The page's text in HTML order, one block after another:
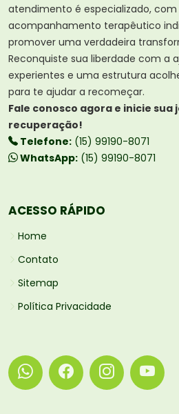
atendimento é especializado,
acompanhamento terapêutico
promover uma verdadeira
Reconquiste sua liberdade com a
experientes e uma estrutura
para te ajudar a recomeçar.
Fale conosco agora e inicie sua
recuperação!
Telefone: (15) 99190-8071
WhatsApp: (15) 99190-8071
ACESSO RÁPIDO
Home
Contato
Sitemap
Política Privacidade